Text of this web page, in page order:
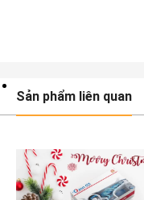
Sản phẩm liên quan